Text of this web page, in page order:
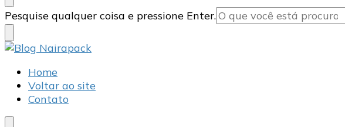
Blog Nairapack
Líder no Mercado de Embalagens
Procurando
algo?
Pesquise qualquer coisa e pressione Enter.
Blog Nairapack
Líder no Mercado de Embalagens
Home
Voltar ao site
Contato